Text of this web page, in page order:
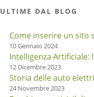
ULTIME DAL BLOG
Come inserire un sito
10 Gennaio 2024
Intelligenza Artificiale:
12 Dicembre 2023
Storia delle auto
24 Novembre 2023